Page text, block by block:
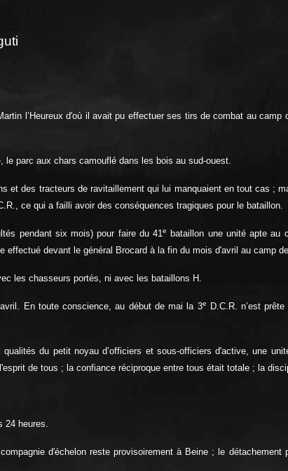
l’Heureux d'où il avait pu effectuer ses tirs de combat au camp
parc aux chars camouflé dans les bois au sud-ouest.
des tracteurs de ravitaillement qui lui manquaient en tout cas ;
ce qui a failli avoir des conséquences tragiques pour le bataillon.
pendant six mois) pour faire du 41e bataillon une unité apte au
devant le général Brocard à la fin du mois d'avril au camp de
les chasseurs portés, ni avec les bataillons H.
En toute conscience, au début de mai la 3e
D.C.R. n’est
du petit noyau d’officiers et sous-officiers d'active, une
de tous ; la confiance réciproque entre tous était totale ; la
heures.
d'échelon reste provisoirement à Beine ; le détachement